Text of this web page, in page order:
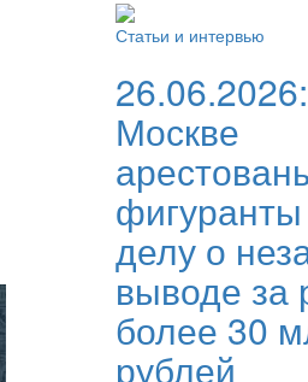
Статьи и интервью
26.06.2026:
Москве
делу о
выводе за
более 30
рублей